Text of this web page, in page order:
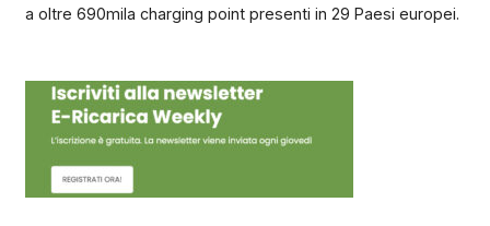
a oltre 690mila charging point presenti in 29 Paesi europei.